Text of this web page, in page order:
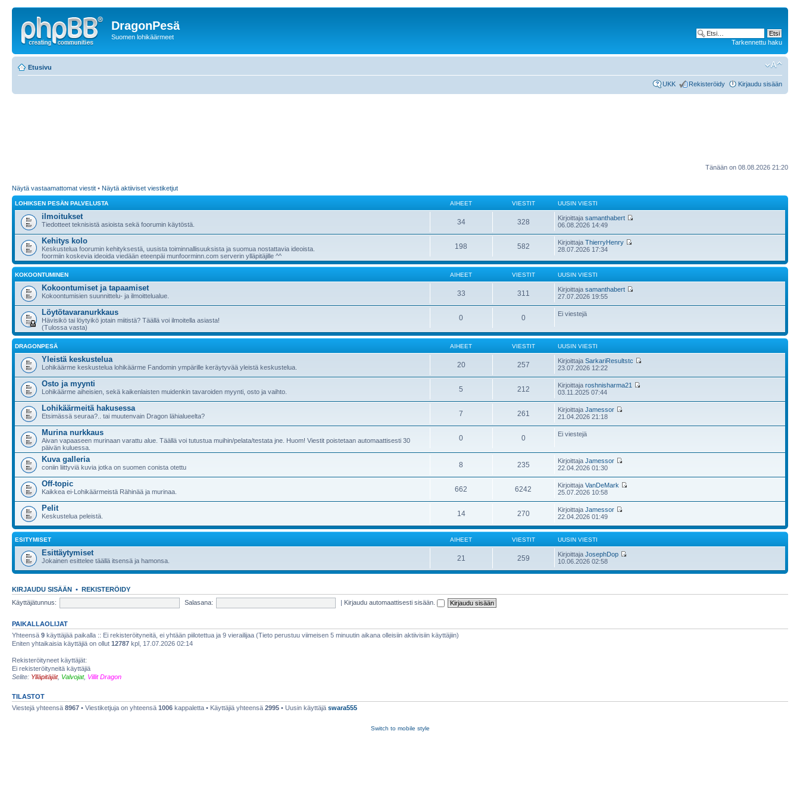
DragonPesä
Suomen lohikäärmeet
Tarkennettu haku
Etusivu
UKK Rekisteröidy Kirjaudu sisään
Tänään on 08.08.2026 21:20
Näytä vastaamattomat viestit • Näytä aktiiviset viestiketjut
LOHIKSEN PESÄN PALVELUSTA AIHEET VIESTIT UUSIN VIESTI
ilmoitukset
Tiedotteet teknisistä asioista sekä foorumin käytöstä. 34 328 Kirjoittajasamanthabert
06.08.2026 14:49
Kehitys kolo
Keskustelua foorumin kehityksestä, uusista toiminnallisuuksista ja suomua nostattavia ideoista.
foormiin koskevia ideoida viedään eteenpäi munfoorminn.com serverin ylläpitäjille ^^
198 582 KirjoittajaThierryHenry
28.07.2026 17:34
KOKOONTUMINEN AIHEET VIESTIT UUSIN VIESTI
Kokoontumiset ja tapaamiset
Kokoontumisien suunnittelu- ja ilmoittelualue. 33 311 Kirjoittajasamanthabert
27.07.2026 19:55
Löytötavaranurkkaus
Hävisikö tai löytyikö jotain miitistä? Täällä voi ilmoitella asiasta!
(Tulossa vasta)
0 0 Ei viestejä
DRAGONPESÄ AIHEET VIESTIT UUSIN VIESTI
Yleistä keskustelua
Lohikäärme keskustelua lohikäärme Fandomin ympärille keräytyvää yleistä keskustelua. 20 257 KirjoittajaSarkariResultstc
23.07.2026 12:22
Osto ja myynti
Lohikäärme aiheisien, sekä kaikenlaisten muidenkin tavaroiden myynti, osto ja vaihto. 5 212 Kirjoittajaroshnisharma21
03.11.2025 07:44
Lohikäärmeitä hakusessa
Etsimässä seuraa?.. tai muutenvain Dragon lähialueelta? 7 261 KirjoittajaJamessor
21.04.2026 21:18
Murina nurkkaus
Aivan vapaaseen murinaan varattu alue. Täällä voi tutustua muihin/pelata/testata jne. Huom! Viestit poistetaan automaattisesti 30
päivän kuluessa.
0 0 Ei viestejä
Kuva galleria
coniin liittyviä kuvia jotka on suomen conista otettu 8 235 KirjoittajaJamessor
22.04.2026 01:30
Off-topic
Kaikkea ei-Lohikäärmeistä Rähinää ja murinaa. 662 6242 KirjoittajaVanDeMark
25.07.2026 10:58
Pelit
Keskustelua peleistä. 14 270 KirjoittajaJamessor
22.04.2026 01:49
ESITYMISET AIHEET VIESTIT UUSIN VIESTI
Esittäytymiset
Jokainen esittelee täällä itsensä ja hamonsa. 21 259 KirjoittajaJosephDop
10.06.2026 02:58
KIRJAUDU SISÄÄN • REKISTERÖIDY
Käyttäjätunnus:
Salasana: | Kirjaudu automaattisesti sisään.
PAIKALLAOLIJAT
Yhteensä 9 käyttäjää paikalla :: Ei rekisteröityneitä, ei yhtään piilotettua ja 9 vierailijaa (Tieto perustuu viimeisen 5 minuutin aikana olleisiin aktiivisiin käyttäjiin)
Eniten yhtaikaisia käyttäjiä on ollut 12787 kpl, 17.07.2026 02:14
Rekisteröityneet käyttäjät:
Ei rekisteröityneitä käyttäjiä
Selite: Ylläpitäjät, Valvojat, Villit Dragon
TILASTOT
Viestejä yhteensä 8967 • Viestiketjuja on yhteensä 1006 kappaletta • Käyttäjiä yhteensä 2995 • Uusin käyttäjä swara555
Switch to mobile style